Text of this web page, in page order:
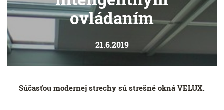
ovládaním
21.6.2019
Súčasťou modernej strechy sú strešné okná VELUX.